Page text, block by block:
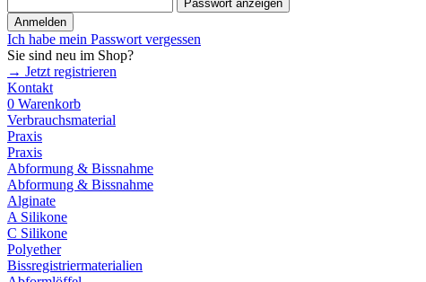
Passwort anzeigen
Anmelden
Ich habe mein Passwort vergessen
Sie sind neu im Shop?
→ Jetzt registrieren
Kontakt
0 Warenkorb
Verbrauchsmaterial
Praxis
Praxis
Abformung & Bissnahme
Abformung & Bissnahme
Alginate
A Silikone
C Silikone
Polyether
Bissregistriermaterialien